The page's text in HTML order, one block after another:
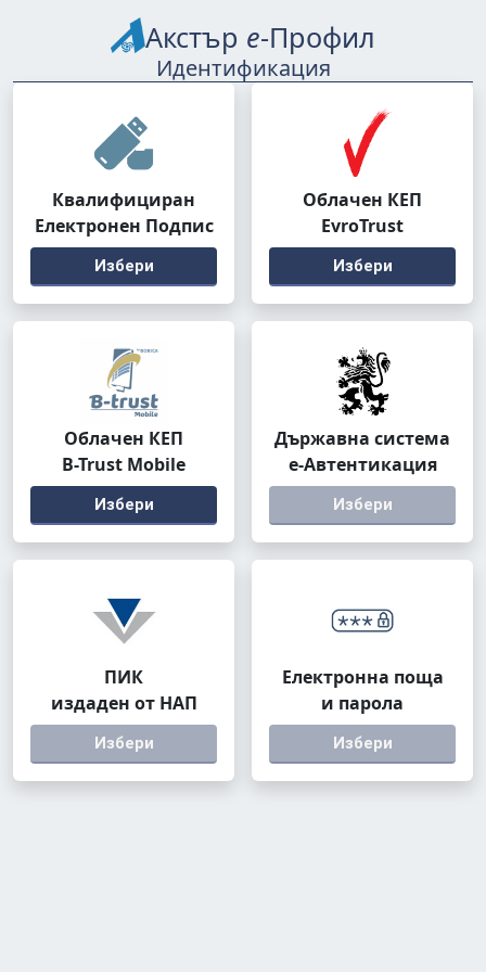
Акстър е-Профил
Идентификация
Квалифициран
Електронен Подпис
Избери
Облачен КЕП
EvroTrust
Избери
Облачен КЕП
B-Trust Mobile
Избери
Държавна система
е-Автентикация
Избери
ПИК
издаден от НАП
Избери
Електронна поща
и парола
Избери